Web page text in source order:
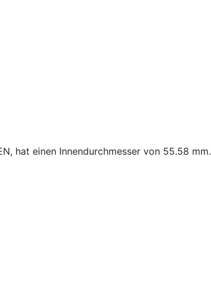
hat einen Innendurchmesser von 55.58 mm.